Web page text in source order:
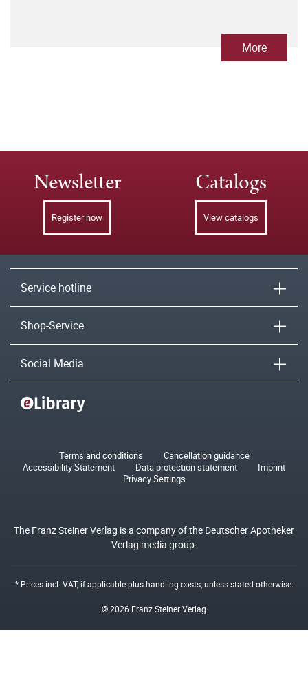
More
Newsletter
Register now
Catalogs
View catalogs
Service hotline
Shop-Service
Social Media
Terms and conditions
Cancellation guidance
Accessibility Statement
Data protection statement
Imprint
Privacy Settings
The Franz Steiner Verlag is a company of the Deutscher Apotheker
Verlag media group.
* Prices incl. VAT, if applicable plushandling costs, unless stated otherwise.
© 2026 Franz Steiner Verlag